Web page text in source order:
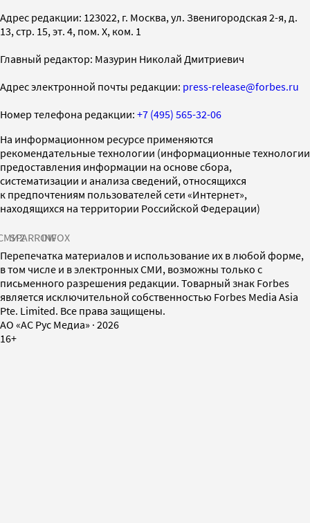
Адрес редакции: 123022, г. Москва, ул. Звенигородская 2-я, д.
13, стр. 15, эт. 4, пом. X, ком. 1
Главный редактор: Мазурин Николай Дмитриевич
Адрес электронной почты редакции: press-release@forbes.ru
Номер телефона редакции: +7 (495) 565-32-06
На информационном ресурсе применяются
рекомендательные технологии (информационные технологии
предоставления информации на основе сбора,
систематизации и анализа сведений, относящихся
к предпочтениям пользователей сети «Интернет»,
находящихся на территории Российской Федерации)
SPARROWINFOX
Перепечатка материалов и использование их в любой форме,
в том числе и в электронных СМИ, возможны только с
письменного разрешения редакции. Товарный знак Forbes
является исключительной собственностью Forbes Media Asia
Pte. Limited. Все права защищены.
AO «АС Рус Медиа» · 2026
16+